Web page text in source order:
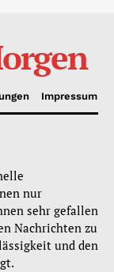
Impressum
nur
sehr gefallen
Nachrichten zu
und den